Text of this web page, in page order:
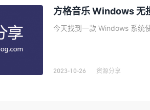
方格音乐 Windows 无
2023-10-26 资源分享